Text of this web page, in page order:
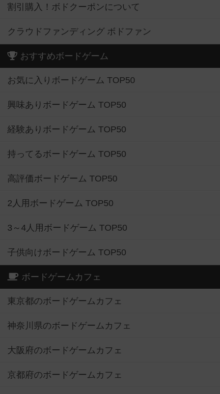
割引購入！ボドクーポンについて
クラウドファンディング ボドファン
おすすめボードゲーム
お気に入りボードゲーム TOP50
興味ありボードゲーム TOP50
経験ありボードゲーム TOP50
持ってるボードゲーム TOP50
高評価ボードゲーム TOP50
2人用ボードゲーム TOP50
3～4人用ボードゲーム TOP50
子供向けボードゲーム TOP50
ボードゲームカフェ
東京都のボードゲームカフェ
神奈川県のボードゲームカフェ
大阪府のボードゲームカフェ
京都府のボードゲームカフェ